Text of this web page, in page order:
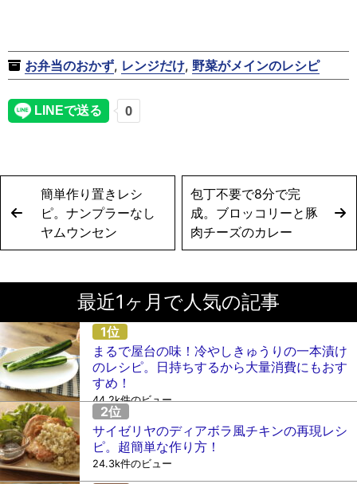
お弁当のおかず, レンジだけ, 野菜がメインのレシピ
簡単作り置きレシ
ピ。ナンプラーなし
ヤムウンセン
包丁不要で8分で完
成。ブロッコリーと豚
肉チーズのカレー
最近1ヶ月で人気の記事
まるで屋台の味！冷やしきゅうりの一本漬け
のレシピ。日持ちするから大量消費にもおす
すめ！
44.2k件のビュー
サイゼリヤのディアボラ風チキンの再現レシ
ピ。超簡単な作り方！
24.3k件のビュー